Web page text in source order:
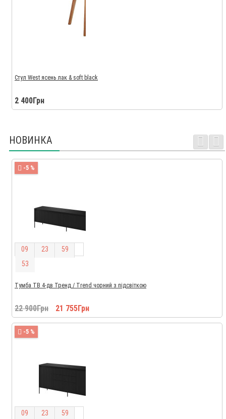
Стул West ясень лак & soft black
2 400Грн
НОВИНКА
-5 %
09 23 59
52
Тумба ТВ 4-дв Тренд / Trend чорний з підсвіткою
22 900Грн 21 755Грн
-5 %
09 23 59